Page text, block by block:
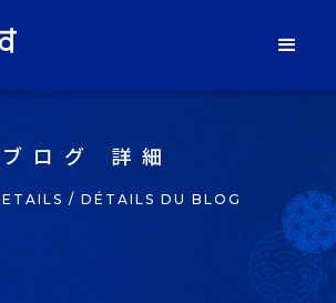
ブログ 詳細
/ DÉTAILS DU BLOG